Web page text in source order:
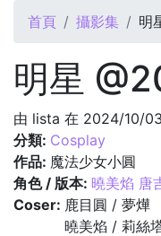
您在這裡
首頁 攝影集 明
明星
由 lista 在 2024/10/
分類: Cosplay
作品: 魔法少女小圓
角色 / 版本: 曉美焰 唐
Coser: 鹿目圓 / 夢燁
曉美焰 / 莉絲